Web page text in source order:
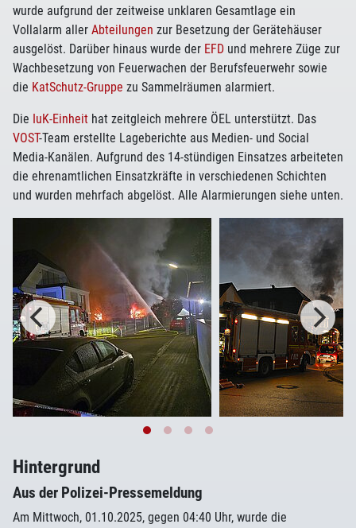
wurde aufgrund der zeitweise unklaren Gesamtlage ein
Vollalarm aller Abteilungen zur Besetzung der Gerätehäuser
ausgelöst. Darüber hinaus wurde der EFD und mehrere Züge zur
Wachbesetzung von Feuerwachen der Berufsfeuerwehr sowie
die KatSchutz-Gruppe zu Sammelräumen alarmiert.
Die IuK-Einheit hat zeitgleich mehrere ÖEL unterstützt. Das
VOST-Team erstellte Lageberichte aus Medien- und Social
Media-Kanälen. Aufgrund des 14-stündigen Einsatzes arbeiteten
die ehrenamtlichen Einsatzkräfte in verschiedenen Schichten
und wurden mehrfach abgelöst. Alle Alarmierungen siehe unten.
Hintergrund
Aus der Polizei-Pressemeldung
Am Mittwoch, 01.10.2025, gegen 04:40 Uhr, wurde die